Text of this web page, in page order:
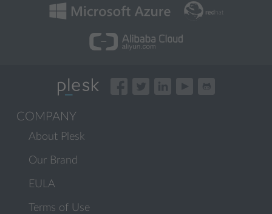
COMPANY
About Plesk
Our Brand
EULA
Terms of Use